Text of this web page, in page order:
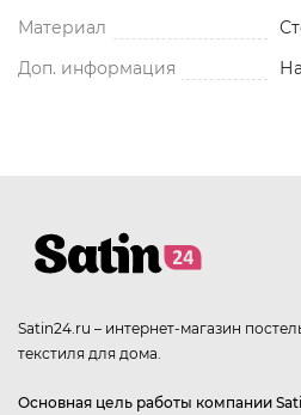
Материал
Доп. информация
Satin24.ru – интернет-магазин
текстиля для дома.
Основная цель работы компании